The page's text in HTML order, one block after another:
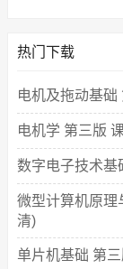
热门下载
电机及拖动基础
电机学 第三版
数字电子技术基
微型计算机原理
清)
单片机基础 第